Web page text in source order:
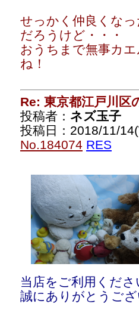
せっかく仲良くな
だろうけど・・・
おうちまで無事カ
ね！
Re: 東京都江戸川区
投稿者： ネズ玉子
投稿日：2018/11/
No.184074 RES
当店をご利用くだ
誠にありがとうご